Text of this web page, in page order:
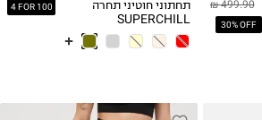
499.90 ₪
30% OFF
4 FOR 100
תחתוני חוטיני תחרה
SUPERCHILL
VINTAGE LACE